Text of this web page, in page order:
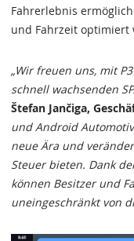
Fahrerlebnis
und Fahrzeit optimiert
„Wir freuen uns, mit
schnell wachsenden
Štefan Jančiga,
und Android
neue Ära und
Steuer bieten. Dank
können Besitzer und
uneingeschränkt von